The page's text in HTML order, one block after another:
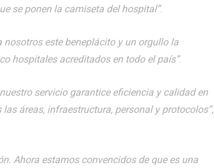
se ponen la camiseta del hospital”.
nosotros este beneplácito y un orgullo la
hospitales acreditados en todo el país”.
servicio garantice eficiencia y calidad en
áreas, infraestructura, personal y protocolos”,
Ahora estamos convencidos de que es una